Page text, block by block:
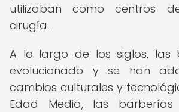
utilizaban como centros
cirugía.
A lo largo de los siglos, las
evolucionado y se han
cambios culturales y
Edad Media, las